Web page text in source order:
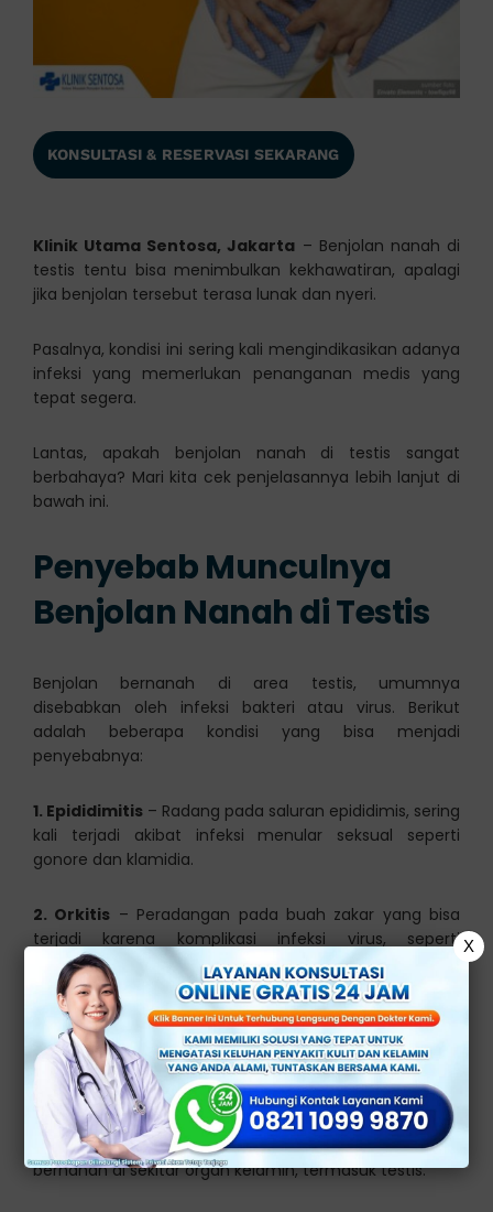
KONSULTASI & RESERVASI SEKARANG
Klinik Utama Sentosa, Jakarta – Benjolan nanah di
testis tentu bisa menimbulkan kekhawatiran, apalagi
jika benjolan tersebut terasa lunak dan nyeri.
Pasalnya, kondisi ini sering kali mengindikasikan adanya
infeksi yang memerlukan penanganan medis yang
tepat segera.
Lantas, apakah benjolan nanah di testis sangat
berbahaya? Mari kita cek penjelasannya lebih lanjut di
bawah ini.
Penyebab Munculnya
Benjolan Nanah di Testis
Benjolan bernanah di area testis, umumnya
disebabkan oleh infeksi bakteri atau virus. Berikut
adalah beberapa kondisi yang bisa menjadi
penyebabnya:
1. Epididimitis – Radang pada saluran epididimis, sering
kali terjadi akibat infeksi menular seksual seperti
gonore dan klamidia.
2. Orkitis – Peradangan pada buah zakar yang bisa
terjadi karena komplikasi infeksi virus, seperti
gondongan.
3. Abses Skrotum– Infeksi yang parah pada area
testis, bisa menyebabkan kumpulan nanah di dalam
skrotum.
4. Infeksi Menular Seksual (IMS) – Herpes genital
dan sifilis, dapat menyebabkan luka terbuka dan
bernanah di sekitar organ kelamin, termasuk testis.
X